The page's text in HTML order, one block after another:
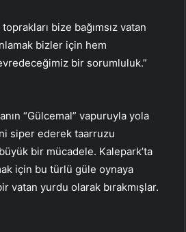
bize bağımsız vatan
bizler için hem
bir sorumluluk.”
“Gülcemal” vapuruyla yola
siper ederek taarruzu
bir mücadele. Kalepark’ta
için bu türlü güle oynaya
vatan yurdu olarak bırakmışlar.